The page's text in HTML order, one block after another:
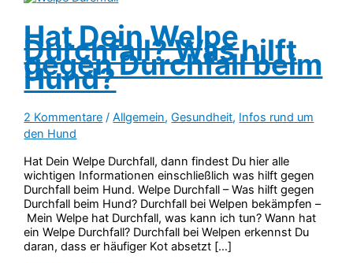
Hat Dein Welpe
Durchfall? Was hilft
gegen Durchfall beim
Hund?
2 Kommentare /Allgemein,Gesundheit, Infos rund um
den Hund
Hat Dein Welpe Durchfall, dann findest Du hier alle
wichtigen Informationen einschließlich was hilft gegen
Durchfall beim Hund. Welpe Durchfall – Was hilft gegen
Durchfall beim Hund? Durchfall bei Welpen bekämpfen –
Mein Welpe hat Durchfall, was kann ich tun? Wann hat
ein Welpe Durchfall? Durchfall bei Welpen erkennst Du
daran, dass er häufiger Kot absetzt […]